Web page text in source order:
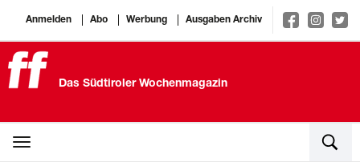
Anmelden Abo Werbung Ausgaben Archiv
Das Südtiroler Wochenmagazin